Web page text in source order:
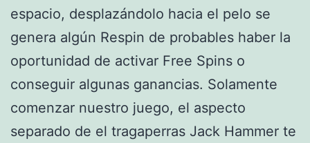
espacio, desplazándolo hacia el pelo se
genera algún Respin de probables haber la
oportunidad de activar Free Spins o
conseguir algunas ganancias. Solamente
comenzar nuestro juego, el aspecto
separado de el tragaperras Jack Hammer te